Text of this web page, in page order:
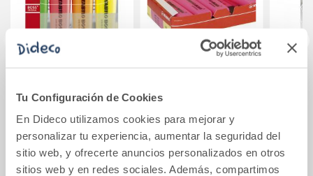
Tu Configuración de Cookies
En Dideco utilizamos cookies para mejorar y
personalizar tu experiencia, aumentar la seguridad del
sitio web, y ofrecerte anuncios personalizados en otros
sitios web y en redes sociales. Además, compartimos
marcador 4 colores
6,40€
Comprar
Ver más